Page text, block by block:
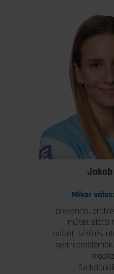
Jakab
Mikor
prevenció,
műtét előtti
műtét, sérülés